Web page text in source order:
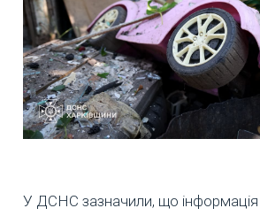
У ДСНС зазначили, що інформація